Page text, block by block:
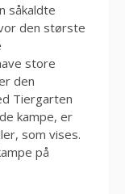
såkaldte
den største
store
den
Tiergarten
kampe, er
som vises.
på